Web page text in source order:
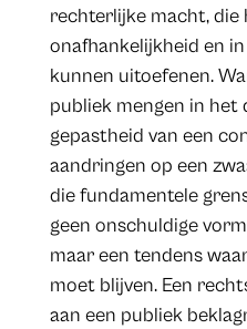
rechterlijke macht, die
onafhankelijkheid en
kunnen uitoefenen.
publiek mengen in het
gepastheid van een
aandringen op een
die fundamentele
geen onschuldige
maar een tendens
moet blijven. Een
aan een publiek